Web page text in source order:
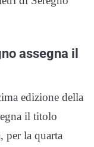
assegna il
edizione della
il titolo
per la quarta